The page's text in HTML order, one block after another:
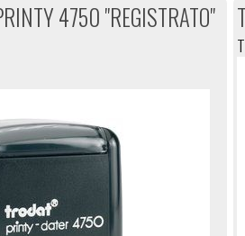
4750 "REGISTRATO"